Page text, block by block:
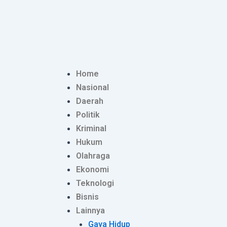
Home
Nasional
Daerah
Politik
Kriminal
Hukum
Olahraga
Ekonomi
Teknologi
Bisnis
Lainnya
Gaya Hidup